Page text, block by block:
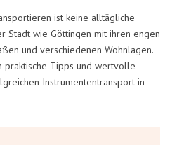
ist keine alltägliche
Stadt wie Göttingen mit ihren engen
und verschiedenen Wohnlagen.
praktische Tipps und wertvolle
Instrumententransport in